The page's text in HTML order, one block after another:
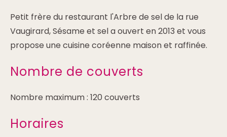
Petit frère du restaurant l'Arbre de sel de la rue
Vaugirard, Sésame et sel a ouvert en 2013 et vous
propose une cuisine coréenne maison et raffinée.
Nombre de couverts
Nombre maximum : 120 couverts
Horaires